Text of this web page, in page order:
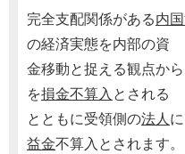
完全支配関係がある内
の経済実態を内部の資
金移動と捉える観点か
を損金不算入 とされる
とともに受領側の法人
益金不算入とされます。